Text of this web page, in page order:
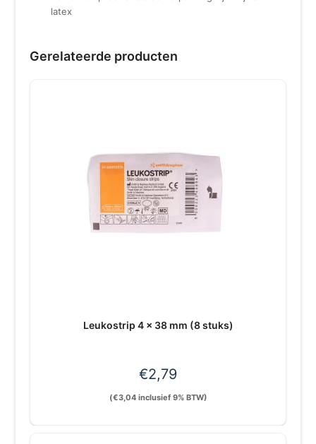
latex
Gerelateerde producten
Leukostrip 4 x 38 mm (8 stuks)
€2,79
(€3,04inclusief 9% BTW)